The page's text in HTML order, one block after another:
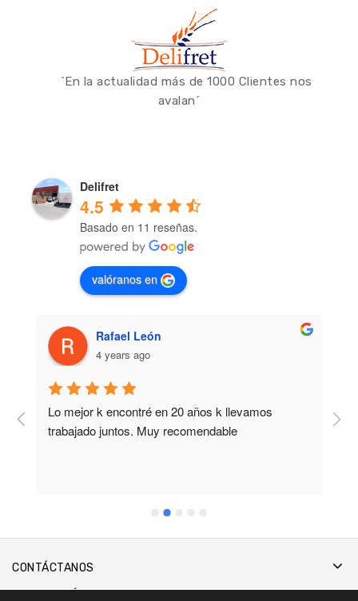
`En la actualidad más de 1000 Clientes nos
avalan´
Delifret
4.5
Basado en 11 reseñas.
valóranos en
Rafael León
4 years ago
Lo mejor k encontré en 20 años k llevamos
trabajado juntos. Muy recomendable
CONTÁCTANOS